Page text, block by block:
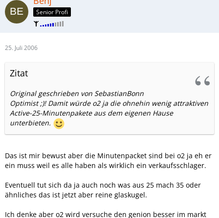
Senior Profi
25. Juli 2006
Zitat
Original geschrieben von SebastianBonn
Optimist ;)! Damit würde o2 ja die ohnehin wenig attraktiven
Active-25-Minutenpakete aus dem eigenen Hause
unterbieten.
Das ist mir bewust aber die Minutenpacket sind bei o2 ja eh er
ein muss weil es alle haben als wirklich ein verkaufsschlager.
Eventuell tut sich da ja auch noch was aus 25 mach 35 oder
ähnliches das ist jetzt aber reine glaskugel.
Ich denke aber o2 wird versuche den genion besser im markt